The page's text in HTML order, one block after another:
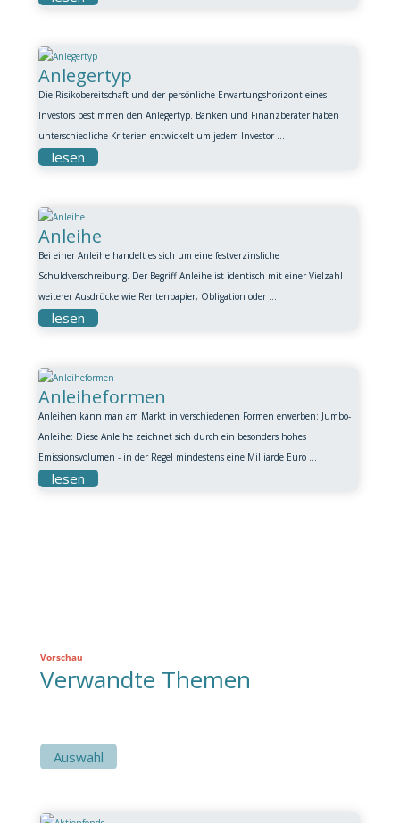
Anlegertyp
Die Risikobereitschaft und der persönliche Erwartungshorizont eines
Investors bestimmen den Anlegertyp. Banken und Finanzberater haben
unterschiedliche Kriterien entwickelt um jedem Investor ...
lesen
Anleihe
Bei einer Anleihe handelt es sich um eine festverzinsliche
Schuldverschreibung. Der Begriff Anleihe ist identisch mit einer Vielzahl
weiterer Ausdrücke wie Rentenpapier, Obligation oder ...
lesen
Anleiheformen
Anleihen kann man am Markt in verschiedenen Formen erwerben: Jumbo-
Anleihe: Diese Anleihe zeichnet sich durch ein besonders hohes
Emissionsvolumen - in der Regel mindestens eine Milliarde Euro ...
lesen
Vorschau
Verwandte Themen
Auswahl